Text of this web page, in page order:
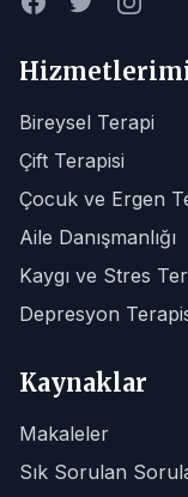
Bireysel Terapi
Çift Terapisi
Çocuk ve Ergen
Aile Danışmanlığı
Kaygı ve Stres
Depresyon
Kaynaklar
Makaleler
Sık Sorulan